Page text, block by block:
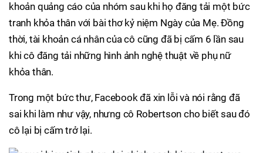
khoản quảng cáo của nhóm sau khi họ đăng tải một bức
tranh khỏa thân với bài thơ kỷ niệm Ngày của Mẹ. Đồng
thời, tài khoản cá nhân của cô cũng đã bị cấm 6 lần sau
khi cô đăng tải những hình ảnh nghệ thuật về phụ nữ
khỏa thân.
Trong một bức thư, Facebook đã xin lỗi và nói rằng đã
sai khi làm như vậy, nhưng cô Robertson cho biết sau đó
cô lại bị cấm trở lại.